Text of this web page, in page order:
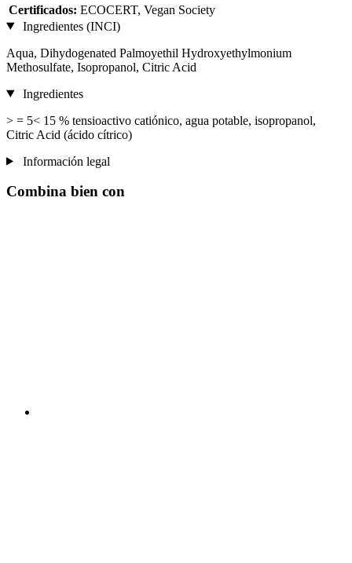
Certificados: ECOCERT, Vegan Society
Ingredientes (INCI)
Aqua, Dihydogenated Palmoyethil Hydroxyethylmonium
Methosulfate, Isopropanol, Citric Acid
Ingredientes
> = 5< 15 % tensioactivo catiónico, agua potable, isopropanol,
Citric Acid (ácido cítrico)
Información legal
Combina bien con